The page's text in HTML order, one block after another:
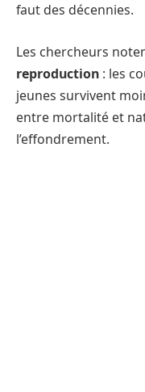
faut des décennies.
Les chercheurs
reproduction : les
jeunes survivent
entre mortalité et
l’effondrement.